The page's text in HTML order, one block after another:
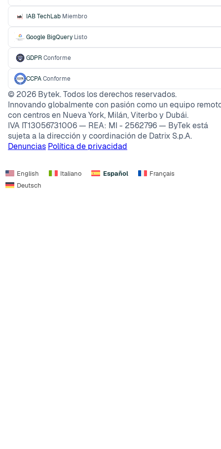
IAB TechLab Miembro
Google BigQuery Listo
GDPRConforme
CCPAConforme
© 2026 Bytek. Todos los derechos reservados.
Innovando globalmente con pasión como un equipo
con centros en Nueva York, Milán, Viterbo y Dubái.
IVA IT13056731006 — REA: MI - 2562796 — ByTek está
sujeta a la dirección y coordinación de Datrix S.p.A.
Denuncias Política de privacidad
English Italiano Español
Français
Deutsch